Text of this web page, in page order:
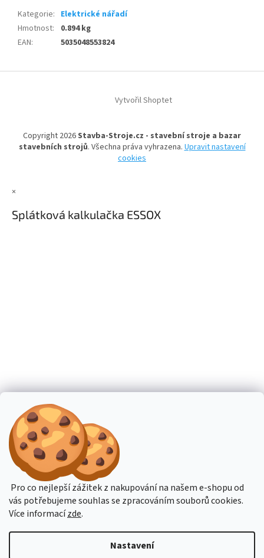
Pro co nejlepší zážitek z nakupování na našem e-shopu od
vás potřebujeme souhlas se zpracováním souborů cookies.
Více informacízde.
Nastavení
Kategorie: Elektrické nářadí
Hmotnost:
0.894 kg
EAN: 5035048553824
Vytvořil Shoptet
Copyright 2026Stavba-Stroje.cz - stavební stroje a bazar
stavebních strojů. Všechna práva vyhrazena.Upravit nastavení
cookies
×
Splátková kalkulačka ESSOX